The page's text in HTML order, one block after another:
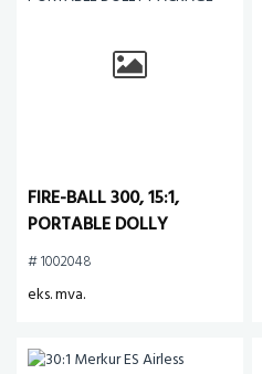
FIRE-BALL 300, 15:1,
PORTABLE DOLLY
PACKAGE
# 1002048
eks. mva.